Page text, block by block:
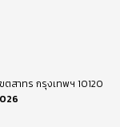
สาทร กรุงเทพฯ 10120